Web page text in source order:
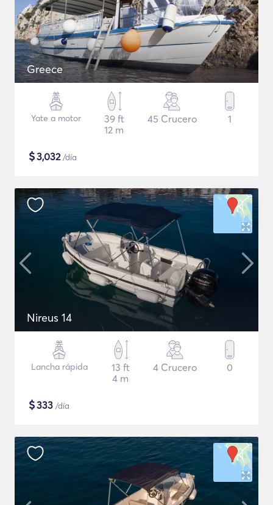
Greece
Yate a motor
39 ft
12 m
45 Crucero 1
$3,032/día
Nireus 14
Lancha rápida
13 ft
4 m
4 Crucero 0
$333 /día